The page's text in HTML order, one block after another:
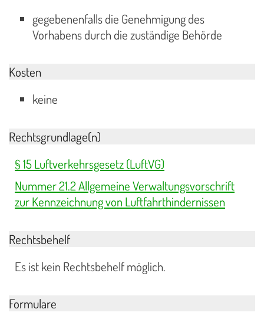
gegebenenfalls die Genehmigung des
Vorhabens durch die zuständige Behörde
Kosten
keine
Rechtsgrundlage(n)
§ 15 Luftverkehrsgesetz (LuftVG)
Nummer 21.2 Allgemeine Verwaltungsvorschrift
zur Kennzeichnung von Luftfahrthindernissen
Rechtsbehelf
Es ist kein Rechtsbehelf möglich.
Formulare